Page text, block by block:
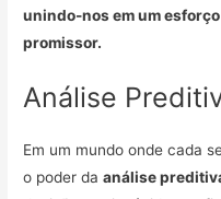
unindo-nos em um
promissor.
Análise
Em um mundo onde cada
o poder daanálise